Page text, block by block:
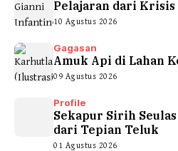
Pelajaran dari
10 Agustus 2026
Gagasan
Amuk Api di Lahan
09 Agustus 2026
Profile
Sekapur Sirih
dari Tepian Teluk
01 Agustus 2026